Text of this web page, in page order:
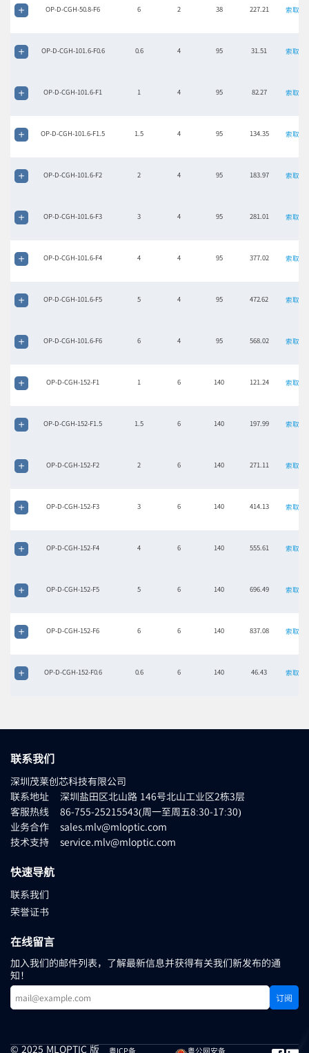
OP-D-CGH-50.8-F6 6 2 38 227.21 索取报
OP-D-CGH-101.6-F0.6 0.6 4 95 31.51 索取报
OP-D-CGH-101.6-F1 1 4 95 82.27 索取报
OP-D-CGH-101.6-F1.5 1.5 4 95 134.35 索取报
OP-D-CGH-101.6-F2 2 4 95 183.97 索取报
OP-D-CGH-101.6-F3 3 4 95 281.01 索取报
OP-D-CGH-101.6-F4 4 4 95 377.02 索取报
OP-D-CGH-101.6-F5 5 4 95 472.62 索取报
OP-D-CGH-101.6-F6 6 4 95 568.02 索取报
OP-D-CGH-152-F1 1 6 140 121.24 索取报
OP-D-CGH-152-F1.5 1.5 6 140 197.99 索取报
OP-D-CGH-152-F2 2 6 140 271.11 索取报
OP-D-CGH-152-F3 3 6 140 414.13 索取报
OP-D-CGH-152-F4 4 6 140 555.61 索取报
OP-D-CGH-152-F5 5 6 140 696.49 索取报
OP-D-CGH-152-F6 6 6 140 837.08 索取报
OP-D-CGH-152-F0.6 0.6 6 140 46.43 索取报
联系我们
深圳茂莱创芯科技有限公司
联系地址 深圳盐田区北山路 146号北山工业区2栋3层
客服热线 86-755-25215543(周一至周五8:30-17:30)
业务合作 sales.mlv@mloptic.com
技术支持 service.mlv@mloptic.com
快速导航
联系我们
荣誉证书
在线留言
加入我们的邮件列表，了解最新信息并获得有关我们新发布的通
知！
订阅
© 2025 MLOPTIC 版 粤ICP备 粤公网安备